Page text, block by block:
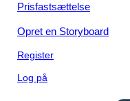
Prisfastsættelse
Opret en Storyboard
Register
Log på